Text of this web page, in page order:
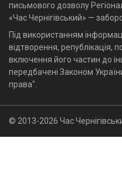
письмового дозволу
«Час Чернігівський» —
Під використанням
відтворення, републікація,
включення його частин до
передбачені Законом
права".
© 2013-2026 Час